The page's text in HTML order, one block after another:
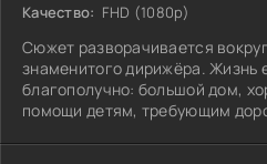
Качество: FHD (1080p)
Сюжет разворачивается
знаменитого дирижёра. Жизнь
благополучно: большой дом,
помощи детям, требующим